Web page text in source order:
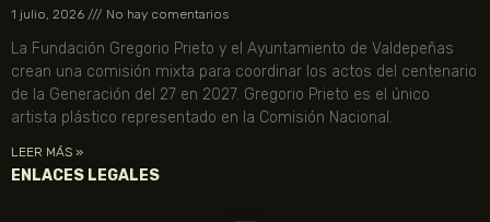
1 julio, 2026 No hay comentarios
La Fundación Gregorio Prieto y el Ayuntamiento de Valdepeñas
crean una comisión mixta para coordinar los actos del centenario
de la Generación del 27 en 2027. Gregorio Prieto es el único
artista plástico representado en la Comisión Nacional.
LEER MÁS »
ENLACES LEGALES